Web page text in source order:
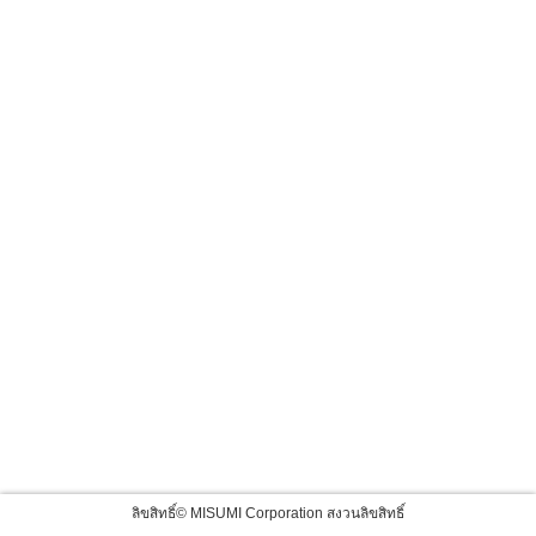
ลิขสิทธิ์© MISUMI Corporation สงวนลิขสิทธิ์